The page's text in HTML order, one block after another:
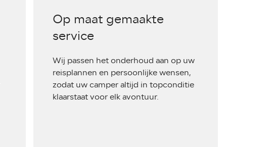
Op maat gemaakte
service
Wij passen het onderhoud aan op uw
reisplannen en persoonlijke wensen,
zodat uw camper altijd in topconditie
klaarstaat voor elk avontuur.